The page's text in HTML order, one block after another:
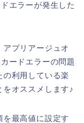
エラーが発生した
プリアージュオ
ードエラーの問題
の利用している楽
オススメします♪
最高値に設定す